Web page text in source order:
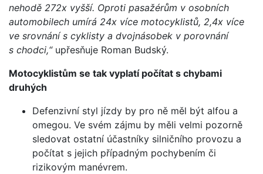
nehodě 272x vyšší. Oproti pasažérům v osobních
automobilech umírá 24x více motocyklistů, 2,4x více
ve srovnání s cyklisty a dvojnásobek v porovnání
s chodci,“upřesňuje Roman Budský.
Motocyklistům se tak vyplatí počítat s chybami
druhých
Defenzivní styl jízdy by pro ně měl být alfou a
omegou. Ve svém zájmu by měli velmi pozorně
sledovat ostatní účastníky silničního provozu a
počítat s jejich případným pochybením či
rizikovým manévrem.